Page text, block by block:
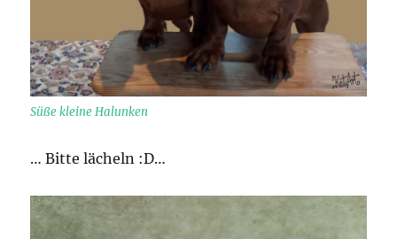
Süße kleine Halunken
… Bitte lächeln :D…